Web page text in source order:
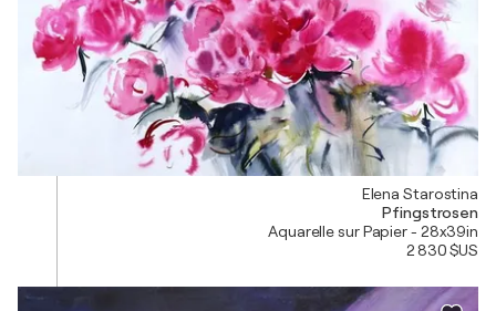
Elena Starostina
Pfingstrosen
Aquarelle sur Papier - 28x39in
2 830 $US